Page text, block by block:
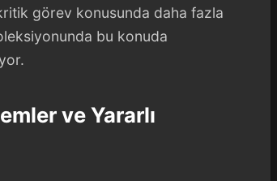
görev konusunda daha fazla
bu konuda
ve Yararlı